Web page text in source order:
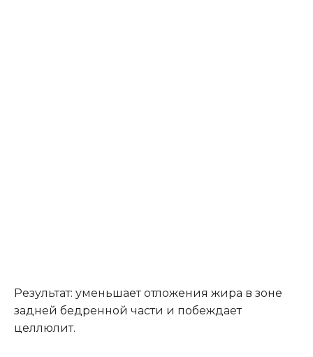
Результат: уменьшает отложения жира в зоне
задней бедренной части и побеждает
целлюлит.